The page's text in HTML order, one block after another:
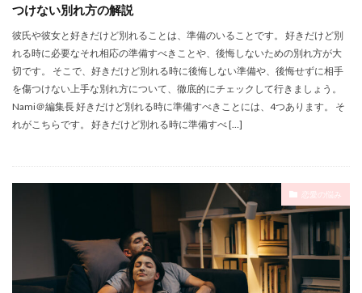
つけない別れ方の解説
彼氏や彼女と好きだけど別れることは、準備のいることです。 好きだけど別
れる時に必要なそれ相応の準備すべきことや、後悔しないための別れ方が大
切です。 そこで、好きだけど別れる時に後悔しない準備や、後悔せずに相手
を傷つけない上手な別れ方について、徹底的にチェックして行きましょう。
Nami＠編集長 好きだけど別れる時に準備すべきことには、4つあります。 そ
れがこちらです。 好きだけど別れる時に準備すべ […]
恋愛の悩み